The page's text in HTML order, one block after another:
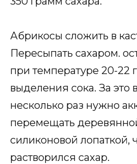
Абрикосы сложить в
Пересыпать сахаром.
при температуре 20-22
выделения сока. За это
несколько раз нужно
перемещать
силиконовой лопаткой,
растворился сахар.